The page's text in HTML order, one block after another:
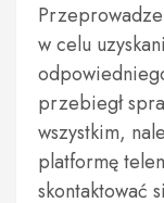
w celu
przebiegł
wszystkim,
platformę
skontaktować